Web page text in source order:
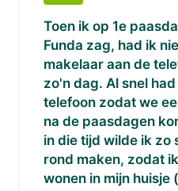
Toen ik op 1e
Funda zag, had ik
makelaar aan de
zo'n dag. Al snel
telefoon zodat we
na de paasdagen
in die tijd wilde ik zo
rond maken, zodat
wonen in mijn huisje